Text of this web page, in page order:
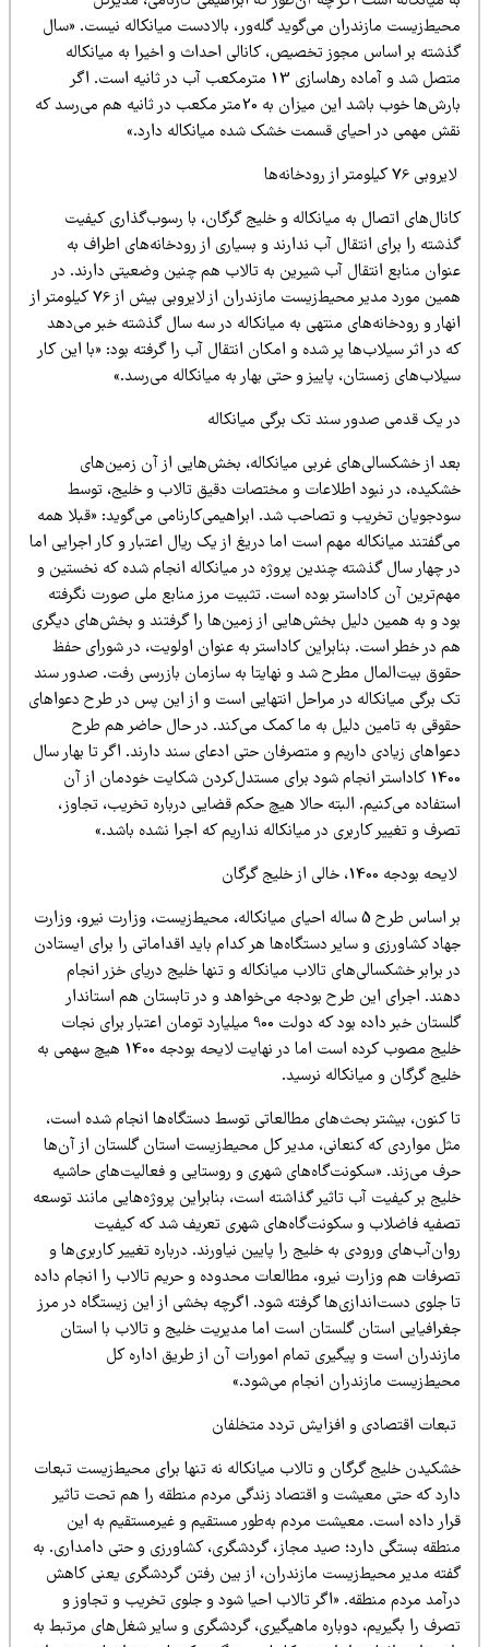
مازندران می‌گوید گله‌ور، بالادست میانکاله نیست. «سال
بر اساس مجوز تخصیص، کانالی احداث و اخیرا به میانکاله
متصل شد و آماده رهاسازی 13 مترمکعب آب در ثانیه است. اگر
بارش‌ها خوب باشد این میزان به 20‌متر مکعب در ثانیه هم می‌رسد که
مهمی در احیای قسمت خشک شده میانکاله دارد.»
76 کیلومتر از رودخانه‌ها
اتصال به میانکاله و خلیج گرگان، با رسوب‌گذاری کیفیت
را برای انتقال آب ندارند و بسیاری از رودخانه‌های اطراف به
منابع انتقال آب شیرین به تالاب هم چنین وضعیتی دارند. در
همین مورد مدیر محیط‌زیست مازندران از لایروبی بیش از 76 کیلومتر از
و رودخانه‌های منتهی به میانکاله در سه سال گذشته خبر می‌دهد
در اثر سیلاب‌ها پر شده و امکان انتقال آب را گرفته بود: «با این کار
زمستان، پاییز و حتی بهار به میانکاله می‌رسد.»
یک قدمی صدور سند تک برگی میانکاله
از خشکسالی‌های غربی میانکاله، بخش‌هایی از آن زمین‌های
در نبود اطلاعات و مختصات دقیق تالاب و خلیج، توسط
تخریب و تصاحب شد. ابراهیمی‌کارنامی می‌گوید: «قبلا همه
میانکاله مهم است اما دریغ از یک ریال اعتبار و کار اجرایی اما
چهار سال گذشته چندین پروژه در میانکاله انجام شده که نخستین و
آن کاداستر بوده است. تثبیت مرز منابع ملی صورت نگرفته
و به همین دلیل بخش‌هایی از زمین‌ها را گرفتند و بخش‌های دیگری
در خطر است. بنابراین کاداستر به عنوان اولویت، در شورای حفظ
بیت‌المال مطرح شد و نهایتا به سازمان بازرسی رفت. صدور سند
برگی میانکاله در مراحل انتهایی است و از این پس در طرح دعواهای
به تامین دلیل به ما کمک می‌کند. در حال حاضر هم طرح
زیادی داریم و متصرفان حتی ادعای سند دارند. اگر تا بهار سال
1400 کاداستر انجام شود برای مستدل‌کردن شکایت خودمان از آن
می‌کنیم. البته حالا هیچ حکم قضایی درباره تخریب، تجاوز،
و تغییر کاربری در میانکاله نداریم که اجرا نشده باشد.»
بودجه 1400، خالی از خلیج گرگان
بر اساس طرح 5 ساله احیای میانکاله، محیط‌زیست، وزارت نیرو، وزارت
کشاورزی و سایر دستگاه‌ها هر کدام باید اقداماتی را برای ایستادن
برابر خشکسالی‌های تالاب میانکاله و تنها خلیج دریای خزر انجام
اجرای این طرح بودجه می‌خواهد و در تابستان هم استاندار
گلستان خبر داده بود که دولت 900 میلیارد تومان اعتبار برای نجات
خلیج مصوب کرده است اما در نهایت لایحه بودجه 1400 هیچ سهمی به
گرگان و میانکاله نرسید.
کنون، بیشتر بحث‌های مطالعاتی توسط دستگاه‌ها انجام شده است،
مواردی که کنعانی، مدیر کل محیط‌زیست استان گلستان از آن‌ها
می‌زند. «سکونت‌گاه‌های شهری و روستایی و فعالیت‌های حاشیه
بر کیفیت آب تاثیر گذاشته است، بنابراین پروژه‌هایی مانند توسعه
فاضلاب و سکونت‌گاه‌های شهری تعریف شد که کیفیت
ورودی به خلیج را پایین نیاورند. درباره تغییر کاربری‌ها و
هم وزارت نیرو، مطالعات محدوده و حریم تالاب را انجام داده
جلوی دست‌اندازی‌ها گرفته شود. اگرچه بخشی از این زیستگاه در مرز
استان گلستان است اما مدیریت خلیج و تالاب با استان
است و پیگیری تمام امورات آن از طریق اداره کل
مازندران انجام می‌شود.»
اقتصادی و افزایش تردد متخلفان
خلیج گرگان و تالاب میانکاله نه تنها برای محیط‌زیست تبعات
که حتی معیشت و اقتصاد زندگی مردم منطقه را هم تحت تاثیر
داده است. معیشت مردم به‌طور مستقیم و غیرمستقیم به این
بستگی دارد؛ صید مجاز، گردشگری، کشاورزی و حتی دامداری. به
مدیر محیط‌زیست مازندران، از بین رفتن گردشگری یعنی کاهش
مردم منطقه. «اگر تالاب احیا شود و جلوی تخریب و تجاوز و
را بگیریم، دوباره ماهیگیری، گردشگری و سایر شغل‌های مرتبط به